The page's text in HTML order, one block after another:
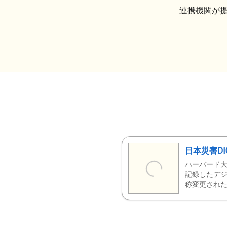
連携機関が
日本災害
ハーバード
記録したデ
称変更された